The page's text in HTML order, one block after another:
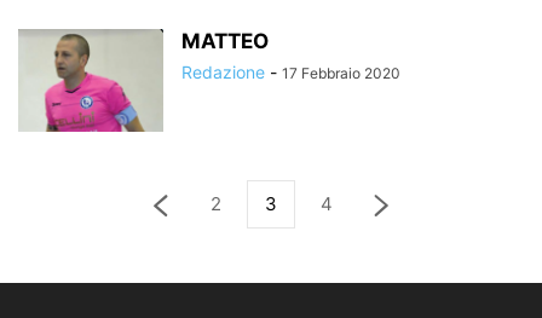
MATTEO
Redazione - 17 Febbraio 2020
2 3 4